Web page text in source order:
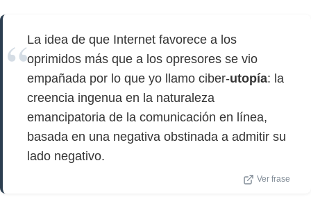
La idea de que Internet favorece a los
oprimidos más que a los opresores se vio
empañada por lo que yo llamo ciber-utopía: la
creencia ingenua en la naturaleza
emancipatoria de la comunicación en línea,
basada en una negativa obstinada a admitir su
lado negativo.
Ver frase